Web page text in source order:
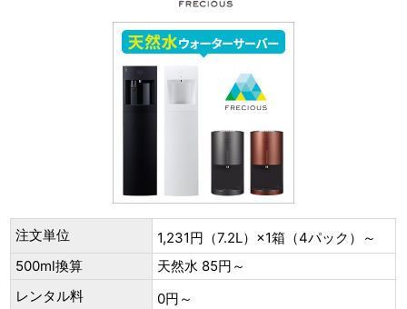
注文単位
1,231円（7.2L）×1箱（4パック）～
500ml換算
天然水 85円～
レンタル料
0円～